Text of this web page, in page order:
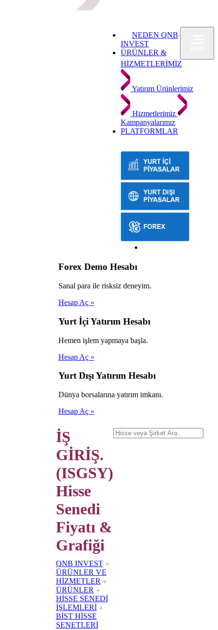
NEDEN QNB
INVEST
ÜRÜNLER &
HİZMETLERİMİZ
Yatırım Ürünlerimiz
Hizmetlerimiz
Kampanyalarımız
PLATFORMLAR
Forex Demo Hesabı
Sanal para ile risksiz deneyim.
Hesap Aç »
Yurt İçi Yatırım Hesabı
Hemen işlem yapmaya başla.
Hesap Aç »
Yurt Dışı Yatırım Hesabı
Dünya borsalarına yatırım imkanı.
Hesap Aç »
İŞ
GİRİŞ.
(ISGSY)
Hisse
Senedi
Fiyatı &
Grafiği
QNB INVEST
ÜRÜNLER VE
HİZMETLER
ÜRÜNLER
HİSSE SENEDİ
İŞLEMLERİ
BİST HİSSE
SENETLERİ